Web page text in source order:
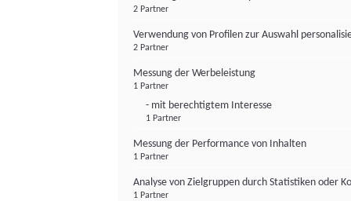
2 Partner
Verwendung von Profilen zur Auswahl
2 Partner
Messung der Werbeleistung
1 Partner
- mit berechtigtem Interesse
1 Partner
Messung der Performance von Inhalten
1 Partner
Analyse von Zielgruppen durch Statistiken oder
1 Partner